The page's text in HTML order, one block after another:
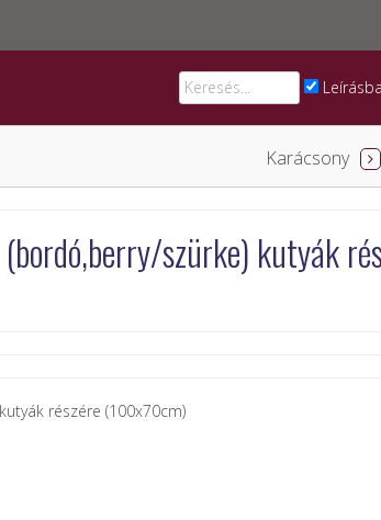
Karácsony
szürke) kutyák
részére (100x70cm)